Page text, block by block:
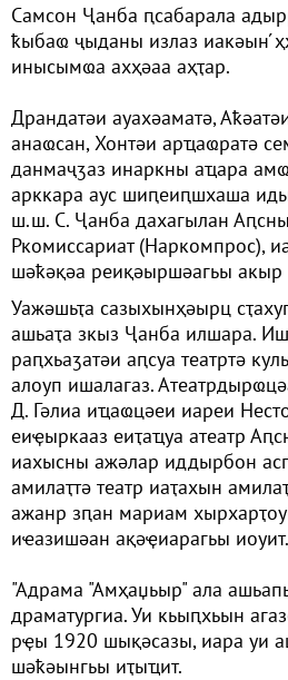
Самсон Ҷанба ԥсабарала
ҟыбаҩ ҷыданы излаз иакәын
инысымҩа ахҳәаа аҳҭар.
Драндатәи ауахәаматә,
анаҩсан, Хонтәи арҵаҩратә
данмаҷӡаз инаркны аҵара
арккара аус шиԥеиԥшхаша
ш.ш. С. Ҷанба дахагылан
Ркомиссариат (Наркомпрос),
шәҟәқәа реиқәыршәагьы акыр
Уажәшьҭа сазыхынҳәырц
ашьаҭа зкыз Ҷанба илшара.
раԥхьаӡатәи аԥсуа театртә
алоуп ишалагаз.
Д. Гәлиа иҵаҩцәеи иареи
еиҿыркааз еиҭаҵуа атеатр
иахысны ажәлар иддырбон
амилаҭтә театр иаҭахын
ажанр зԥан мариам
иҽазишәан ақәҿиарагьы иоуит.
"Адрама "Амҳаџьыр" ала
драматургиа. Уи кьыԥхьын
рҿы 1920 шықәсазы, иара уи
шәҟәынгьы иҭыҵит.